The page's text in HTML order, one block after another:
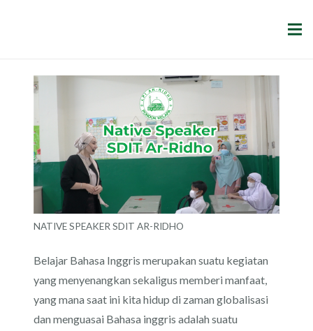
NATIVE SPEAKER SDIT AR-RIDHO
Belajar Bahasa Inggris merupakan suatu kegiatan
yang menyenangkan sekaligus memberi manfaat,
yang mana saat ini kita hidup di zaman globalisasi
dan menguasai Bahasa inggris adalah suatu